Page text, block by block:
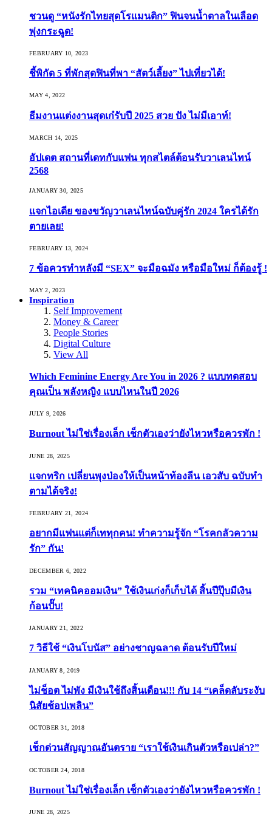
ชวนดู “หนังรักไทยสุดโรแมนติก” ฟินจนน้ำตาลในเลือด
พุ่งกระฉูด!
FEBRUARY 10, 2023
ชี้พิกัด 5 ที่พักสุดฟินที่พา “สัตว์เลี้ยง” ไปเที่ยวได้!
MAY 4, 2022
ธีมงานแต่งงานสุดเก๋รับปี 2025 สวย ปัง ไม่มีเอาท์!
MARCH 14, 2025
อัปเดต สถานที่เดทกับแฟน ทุกสไตล์ต้อนรับวาเลนไทน์
2568
JANUARY 30, 2025
แจกไอเดีย ของขวัญวาเลนไทน์ฉบับคู่รัก 2024 ใครได้รัก
ตายเลย!
FEBRUARY 13, 2024
7 ข้อควรทำหลังมี “SEX” จะมือฉมัง หรือมือใหม่ ก็ต้องรู้ !
MAY 2, 2023
Inspiration
Self Improvement
Money & Career
People Stories
Digital Culture
View All
Which Feminine Energy Are You in 2026 ? แบบทดสอบ
คุณเป็น พลังหญิง แบบไหนในปี 2026
JULY 9, 2026
Burnout ไม่ใช่เรื่องเล็ก เช็กตัวเองว่ายังไหวหรือควรพัก !
JUNE 28, 2025
แจกทริก เปลี่ยนพุงป่องให้เป็นหน้าท้องลีน เอวสับ ฉบับทำ
ตามได้จริง!
FEBRUARY 21, 2024
อยากมีแฟนแต่ก็เททุกคน! ทำความรู้จัก “โรคกลัวความ
รัก” กัน!
DECEMBER 6, 2022
รวม “เทคนิคออมเงิน” ใช้เงินเก่งก็เก็บได้ สิ้นปีปุ๊บมีเงิน
ก้อนปั๊บ!
JANUARY 21, 2022
7 วิธีใช้ “เงินโบนัส” อย่างชาญฉลาด ต้อนรับปีใหม่
JANUARY 8, 2019
ไม่ช็อต ไม่พัง มีเงินใช้ถึงสิ้นเดือน!!! กับ 14 “เคล็ดลับระงับ
นิสัยช้อปเพลิน”
OCTOBER 31, 2018
เช็กด่วนสัญญาณอันตราย “เราใช้เงินเกินตัวหรือเปล่า?”
OCTOBER 24, 2018
Burnout ไม่ใช่เรื่องเล็ก เช็กตัวเองว่ายังไหวหรือควรพัก !
JUNE 28, 2025